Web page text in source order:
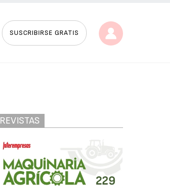
SUSCRIBIRSE GRATIS
REVISTAS